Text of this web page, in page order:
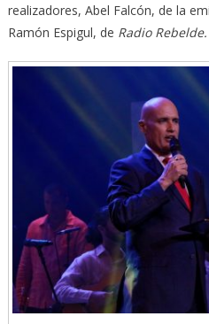
realizadores, Abel Falcón, de la
Ramón Espigul, de Radio Rebelde.